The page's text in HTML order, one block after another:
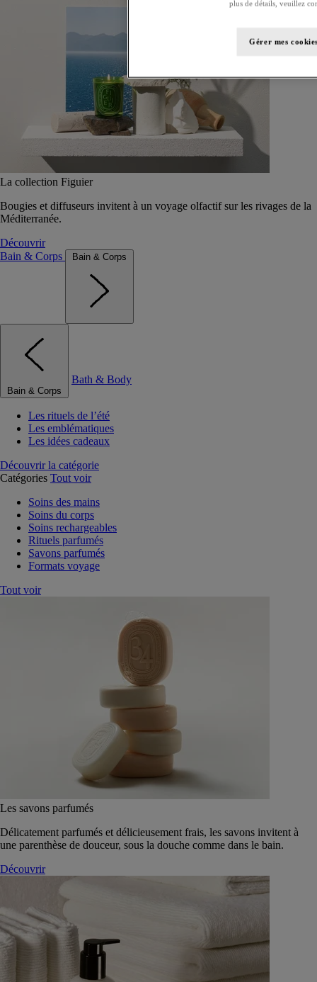
La collection Figuier
Bougies et diffuseurs invitent à un voyage olfactif sur les rivages de la
Méditerranée.
Découvrir
Bain & Corps
Bain & Corps
Bain & Corps
Bath & Body
Les rituels de l’été
Les emblématiques
Les idées cadeaux
Découvrir la catégorie
Catégories Tout voir
Soins des mains
Soins du corps
Soins rechargeables
Rituels parfumés
Savons parfumés
Formats voyage
Tout voir
Les savons parfumés
Délicatement parfumés et délicieusement frais, les savons invitent à
une parenthèse de douceur, sous la douche comme dans le bain.
Découvrir
plus de détails, veuillez
Gérer mes